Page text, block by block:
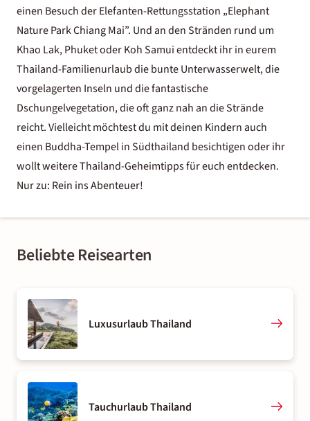
einen Besuch der Elefanten-Rettungsstation „Elephant
Nature Park Chiang Mai”. Und an den Stränden rund um
Khao Lak, Phuket oder Koh Samui entdeckt ihr in eurem
Thailand-Familienurlaub die bunte Unterwasserwelt, die
vorgelagerten Inseln und die fantastische
Dschungelvegetation, die oft ganz nah an die Strände
reicht. Vielleicht möchtest du mit deinen Kindern auch
einen Buddha-Tempelin Südthailand besichtigen oder ihr
wollt weitereThailand-Geheimtippsfür euch entdecken.
Nur zu: Rein ins Abenteuer!
Beliebte Reisearten
Luxusurlaub Thailand
Tauchurlaub Thailand